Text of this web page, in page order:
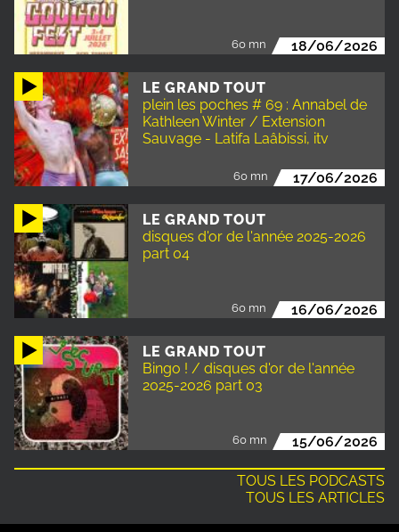
60 mn 18/06/2026
LE GRAND TOUT
plein les poches # 69 : Annabel de
Kathleen Winter / Extension
Sauvage - Latifa Laâbissi, itv
60 mn 17/06/2026
LE GRAND TOUT
disques d'or de l'année 2025-2026
part 04
60 mn 16/06/2026
LE GRAND TOUT
Bingo ! / disques d'or de l'année
2025-2026 part 03
60 mn 15/06/2026
TOUS LES PODCASTS
TOUS LES ARTICLES